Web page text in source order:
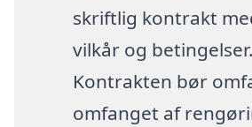
skriftlig kontrakt
vilkår og betingelser.
Kontrakten bør
omfanget af